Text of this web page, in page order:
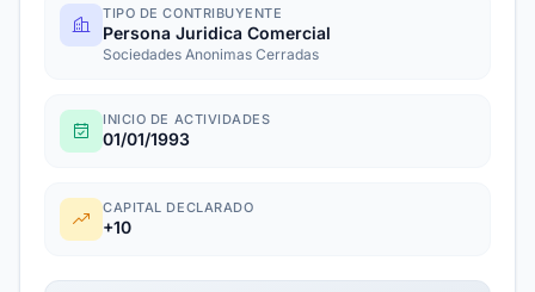
TIPO DE CONTRIBUYENTE
Persona Juridica Comercial
Sociedades Anonimas Cerradas
INICIO DE ACTIVIDADES
01/01/1993
CAPITAL DECLARADO
+10